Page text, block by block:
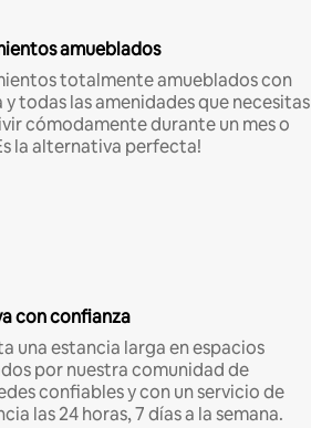
amueblados
totalmente amueblados con
todas las amenidades que necesitas
cómodamente durante un mes o
la alternativa perfecta!
con confianza
una estancia larga en espacios
por nuestra comunidad de
confiables y con un servicio de
las 24 horas, 7 días a la semana.